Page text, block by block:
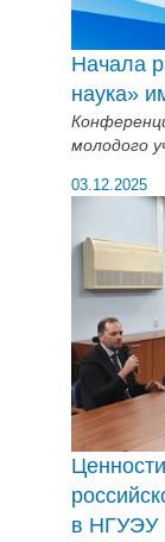
Начала
наука»
молодого
03.12.2025
в НГУЭУ